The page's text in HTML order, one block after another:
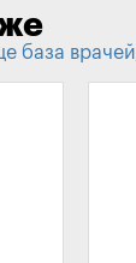
база врачей